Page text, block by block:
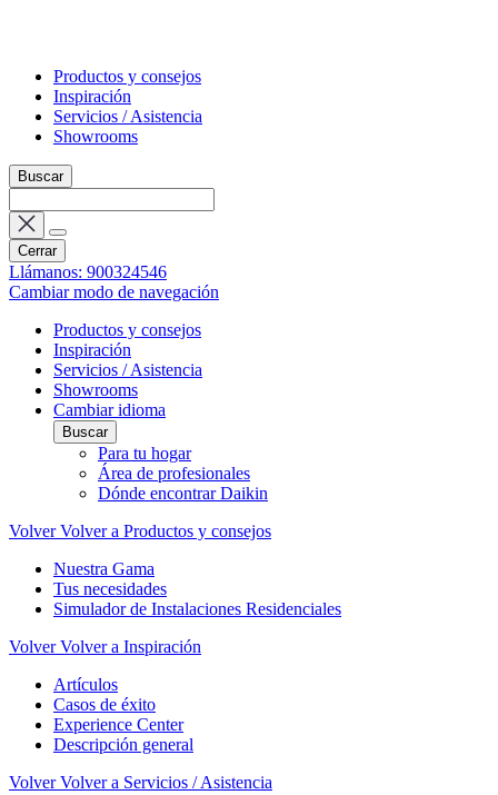
Productos y consejos
Inspiración
Servicios / Asistencia
Showrooms
Buscar
Cerrar
Llámanos: 900324546
Cambiar modo de navegación
Productos y consejos
Inspiración
Servicios / Asistencia
Showrooms
Cambiar idioma
Buscar
Para tu hogar
Área de profesionales
Dónde encontrar Daikin
Volver Volver a Productos y consejos
Nuestra Gama
Tus necesidades
Simulador de Instalaciones Residenciales
Volver Volver a Inspiración
Artículos
Casos de éxito
Experience Center
Descripción general
Volver Volver a Servicios / Asistencia